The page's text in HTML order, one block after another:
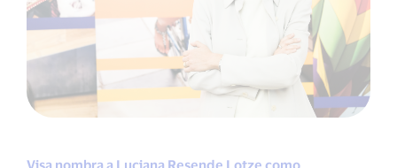
Visa nombra a Luciana Resende Lotze como